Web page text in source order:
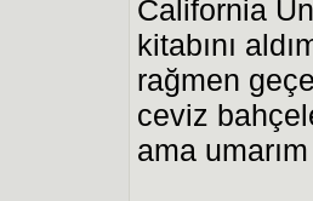
California
kitabını
rağmen
ceviz
ama